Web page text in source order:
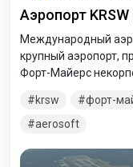
Аэропорт
Международный
крупный аэропорт,
Форт-Майерс
krsw форт-
aerosoft